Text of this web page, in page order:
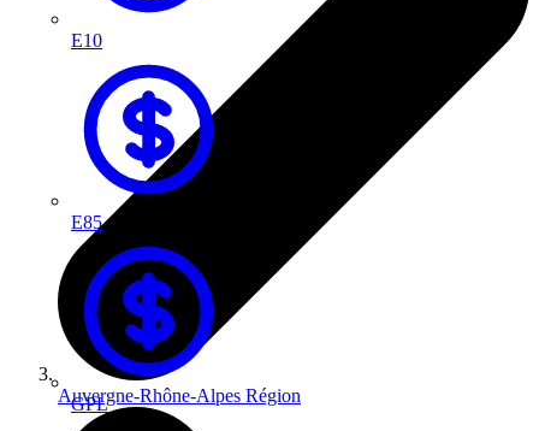
E10
E85
GPL
Auvergne-Rhône-Alpes Région